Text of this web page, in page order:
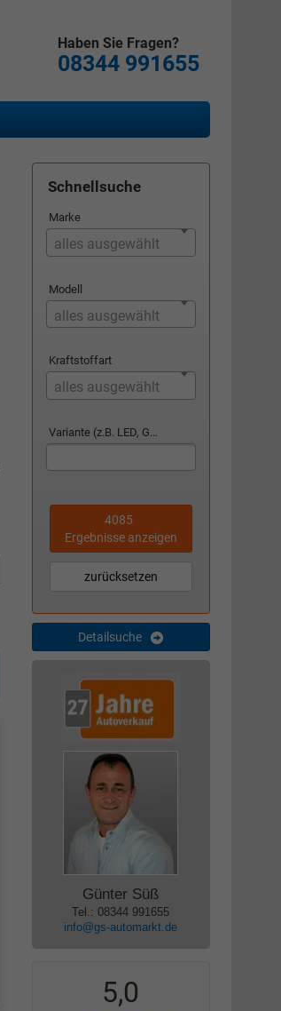
Haben Sie Fragen?
08344 991655
Schnellsuche
Marke
alles ausgewählt
Modell
alles ausgewählt
Kraftstoffart
alles ausgewählt
Variante (z.B. LED, GTI, Facelift...)
4085
Ergebnisse anzeigen
zurücksetzen
Detailsuche
Günter Süß
Tel.: 08344 991655
info@gs-automarkt.de
5,0